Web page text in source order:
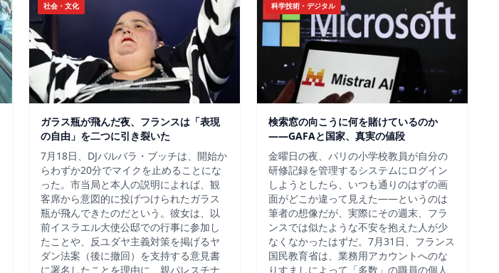
社会・文化
ガラス瓶が飛んだ夜、フランスは「表現
の自由」を二つに引き裂いた
7月18日、DJバルバラ・ブッチは、開始か
らわずか20分でマイクを止めることにな
った。市当局と本人の説明によれば、観
客席から意図的に投げつけられたガラス
瓶が飛んできたのだという。彼女は、以
前イスラエル大使公邸での行事に参加し
たことや、反ユダヤ主義対策を掲げるヤ
ダン法案（後に撤回）を支持する意見書
に署名したことを理由に、親パレスチナ
科学技術・デジタル
検索窓の向こうに何を賭けているのか
——GAFAと国家、真実の値段
金曜日の夜、パリの小学校教員が自分の
研修記録を管理するシステムにログイン
しようとしたら、いつも通りのはずの画
面がどこか違って見えた——というのは
筆者の想像だが、実際にその週末、フラ
ンスでは似たような不安を抱えた人が少
なくなかったはずだ。7月31日、フランス
国民教育省は、業務用アカウントへのな
りすましによって「多数」の職員の個人